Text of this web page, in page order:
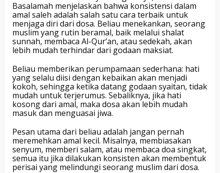
Basalamah menjelaskan bahwa konsistensi dalam
amal saleh adalah salah satu cara terbaik untuk
menjaga diri dari dosa. Beliau menekankan, seorang
muslim yang rutin beramal, baik melalui shalat
sunnah, membaca Al-Qur’an, atau sedekah, akan
lebih mudah terhindar dari godaan maksiat.
Beliau memberikan perumpamaan sederhana: hati
yang selalu diisi dengan kebaikan akan menjadi
kokoh, sehingga ketika datang godaan syaitan, tidak
mudah untuk terjerumus. Sebaliknya, jika hati
kosong dari amal, maka dosa akan lebih mudah
masuk dan menguasai jiwa.
Pesan utama dari beliau adalah jangan pernah
meremehkan amal kecil. Misalnya, membiasakan
senyum, memberi salam, atau membaca doa singkat,
semua itu jika dilakukan konsisten akan membentuk
perisai yang melindungi seorang muslim dari dosa.